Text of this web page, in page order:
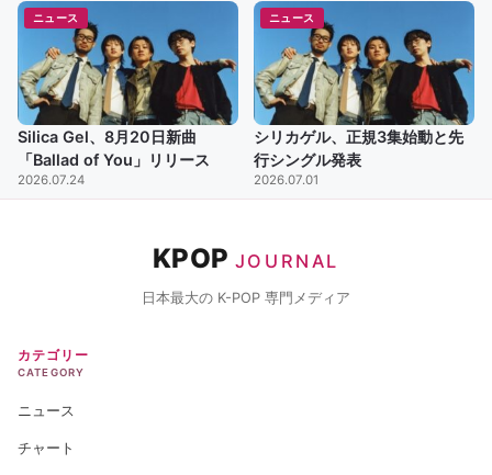
ニュース
Silica Gel、8月20日新曲
「Ballad of You」リリース
2026.07.24
ニュース
シリカゲル、正規3集始動と先
行シングル発表
2026.07.01
KPOP JOURNAL
日本最大の K-POP 専門メディア
カテゴリー
CATEGORY
ニュース
チャート